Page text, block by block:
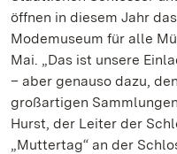
öffnen in diesem Jahr
Modemuseum für alle
Mai. „Das ist unsere
– aber genauso dazu,
großartigen
Hurst, der Leiter der
„Muttertag“ an der